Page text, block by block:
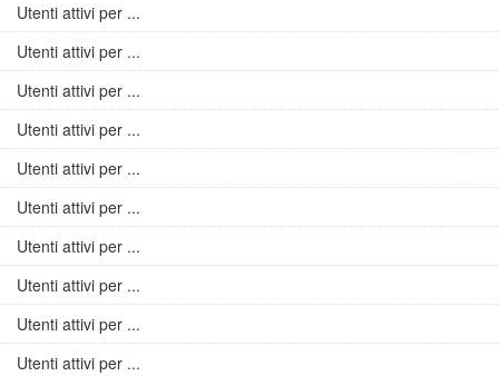
Utenti attivi per ...
Utenti attivi per ...
Utenti attivi per ...
Utenti attivi per ...
Utenti attivi per ...
Utenti attivi per ...
Utenti attivi per ...
Utenti attivi per ...
Utenti attivi per ...
Utenti attivi per ...